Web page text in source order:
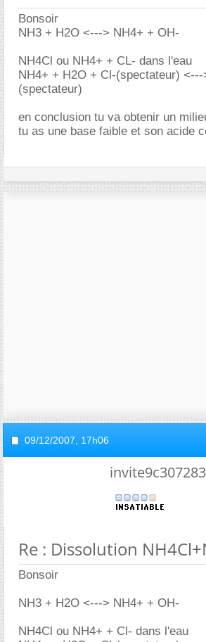
Bonsoir
NH3 + H2O <---> NH4+ + OH-
NH4Cl ou NH4+ + CL- dans l'eau
NH4+ + H2O + Cl-(spectateur)
(spectateur)
en conclusion tu va obtenir un
tu as une base faible et son acide
09/12/2007, 17h06
invite9c307283
Re : Dissolution
Bonsoir
NH3 + H2O <---> NH4+ + OH-
NH4Cl ou NH4+ + Cl- dans l'eau